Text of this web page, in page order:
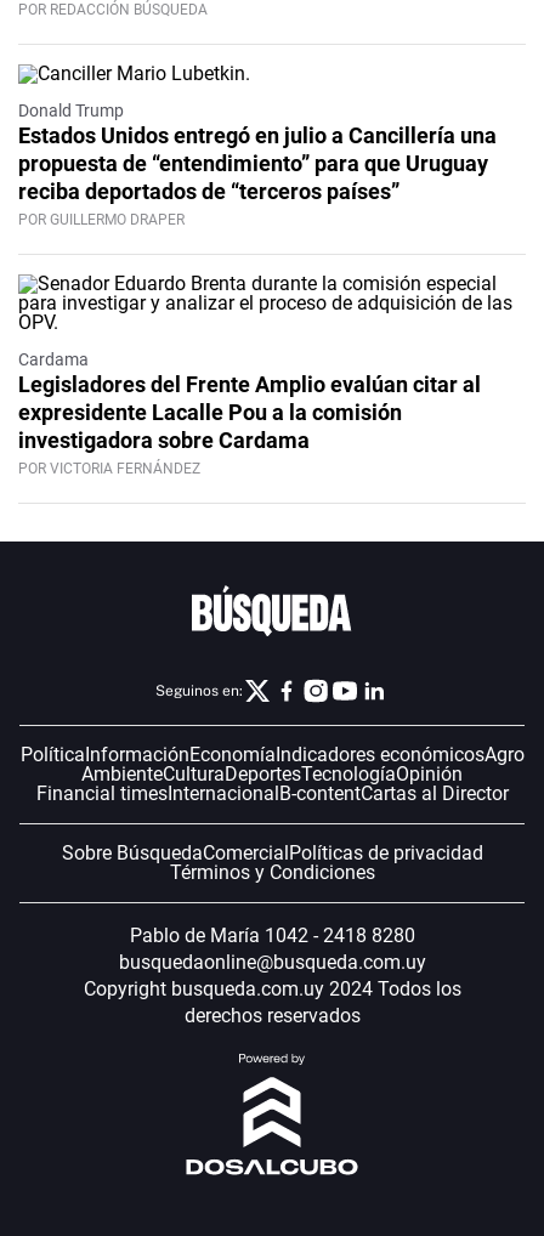
POR REDACCIÓN BÚSQUEDA
Donald Trump
Estados Unidos entregó en julio a Cancillería una
propuesta de “entendimiento” para que Uruguay
reciba deportados de “terceros países”
POR GUILLERMO DRAPER
Cardama
Legisladores del Frente Amplio evalúan citar al
expresidente Lacalle Pou a la comisión
investigadora sobre Cardama
POR VICTORIA FERNÁNDEZ
Seguinos en:
PolíticaInformaciónEconomíaIndicadores económicosAgro
AmbienteCulturaDeportesTecnologíaOpinión
Financial timesInternacionalB-contentCartas al Director
Sobre BúsquedaComercialPolíticas de privacidad
Términos y Condiciones
Pablo de María 1042 - 2418 8280
busquedaonline@busqueda.com.uy
Copyright busqueda.com.uy 2024 Todos los
derechos reservados